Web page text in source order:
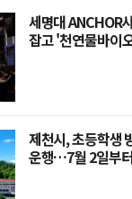
세명대 ANCHOR
잡고 '천연물바이
제천시, 초등학생
운행…7월 2일부